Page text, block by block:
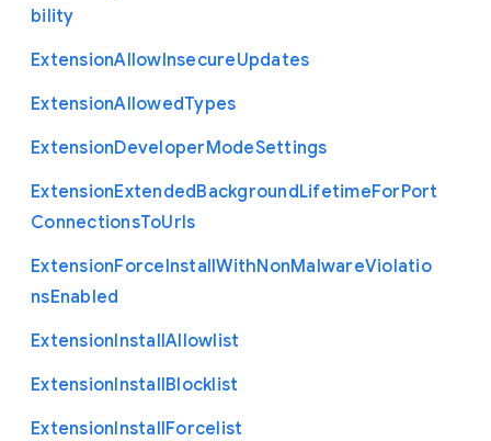
bility
ExtensionAllowInsecureUpdates
ExtensionAllowedTypes
ExtensionDeveloperModeSettings
ExtensionExtendedBackgroundLifetimeForPort
ConnectionsToUrls
ExtensionForceInstallWithNonMalwareViolatio
nsEnabled
ExtensionInstallAllowlist
ExtensionInstallBlocklist
ExtensionInstallForcelist